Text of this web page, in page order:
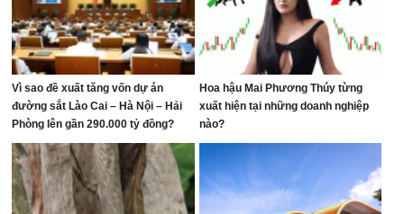
Vì sao đề xuất tăng vốn dự án
đường sắt Lào Cai – Hà Nội – Hải
Phòng lên gần 290.000 tỷ đồng?
Hoa hậu Mai Phương Thúy từng
xuất hiện tại những doanh nghiệp
nào?